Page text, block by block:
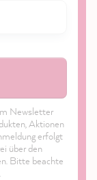
Newsletter
Aktionen
erfolgt
über den
Bitte beachte
.